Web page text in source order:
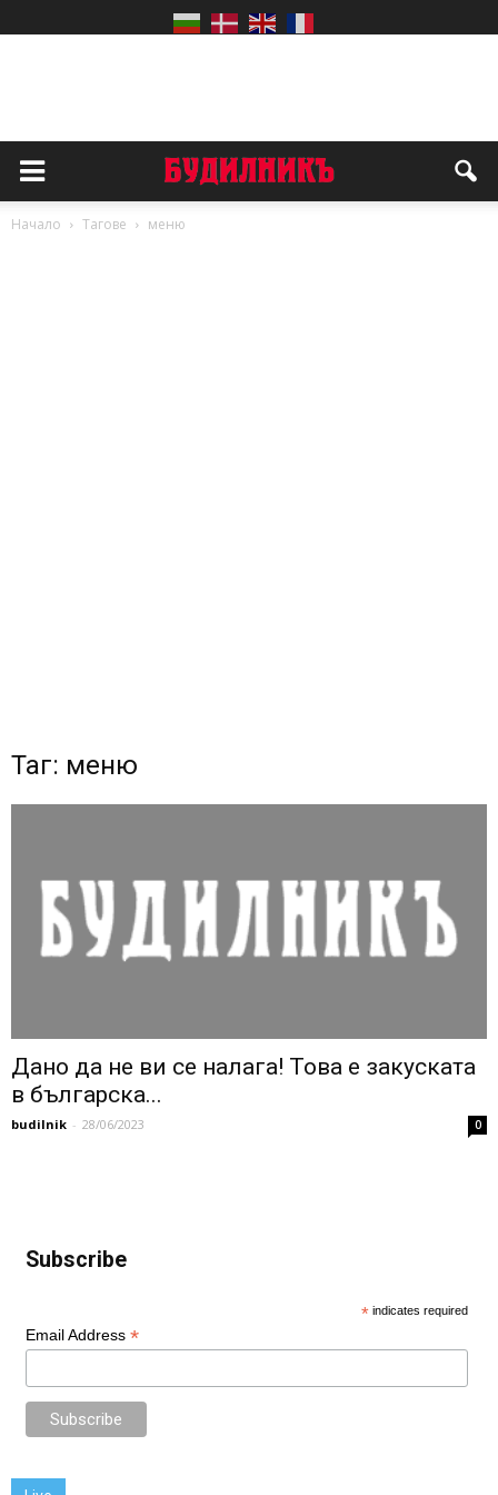
Начало Тагове меню
Таг: меню
Дано да не ви се налага! Това е закуската
в българска...
budilnik - 28/06/2023 0
Subscribe
* indicates required
Email Address *